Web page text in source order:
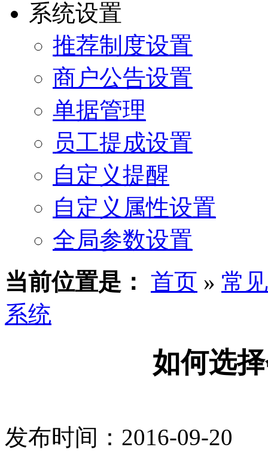
系统设置
推荐制度设置
商户公告设置
单据管理
员工提成设置
自定义提醒
自定义属性设置
全局参数设置
当前位置是： 首页 » 常
系统
如何选
发布时间：2016-09-20